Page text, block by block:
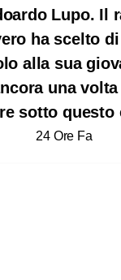
Lupo. Il
ha scelto
alla sua
una
sotto questo
24 Ore Fa